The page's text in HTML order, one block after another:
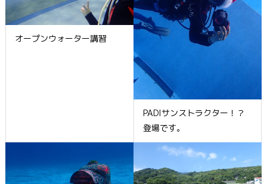
オープンウォーター講習
PADIサンストラクター！？
登場です。